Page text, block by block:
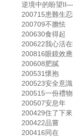
逆境中的盼望
200715患難生
200709不膽怯
200630食得起
200622我心活
200816眼鏡效應
200608肥膩
200531懷抱
200523安全意識
200515一份禮
200507安息年
200429住了下來
200422品嘗
200416同在